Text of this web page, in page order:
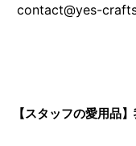
contact@yes-
【スタッフの愛用品